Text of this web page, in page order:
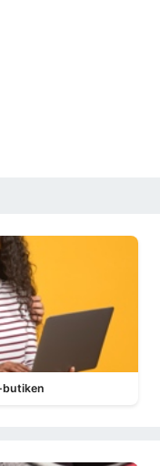
butiken